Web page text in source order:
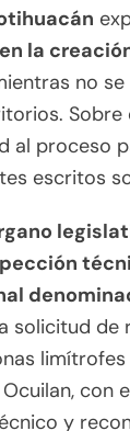
la
no
Sobre
al proceso
escritos
solicitud
con
y